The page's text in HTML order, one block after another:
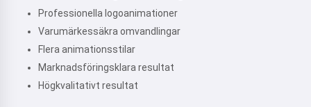
Professionella logoanimationer
Varumärkessäkra omvandlingar
Flera animationsstilar
Marknadsföringsklara resultat
Högkvalitativt resultat